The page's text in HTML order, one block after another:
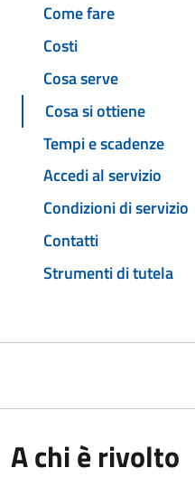
Come fare
Costi
Cosa serve
Cosa si ottiene
Tempi e scadenze
Accedi al servizio
Condizioni di servizio
Contatti
Strumenti di tutela
A chi è rivolto